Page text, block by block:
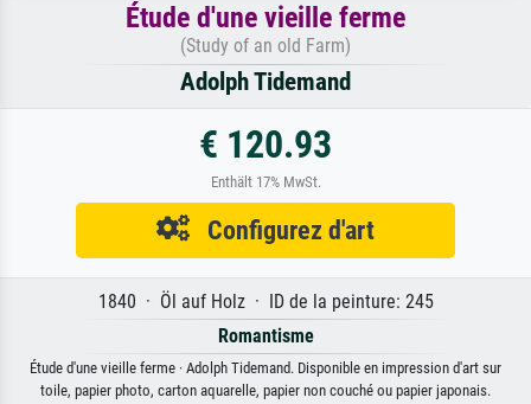
Étude d'une vieille ferme
(Study of an old Farm)
Adolph Tidemand
€ 120.93
Enthält 17% MwSt.
Configurez d'art
1840 · Öl auf Holz · ID de la peinture: 245
Romantisme
Étude d'une vieille ferme · Adolph Tidemand. Disponible en impression d'art sur
toile, papier photo, carton aquarelle, papier non couché ou papier japonais.